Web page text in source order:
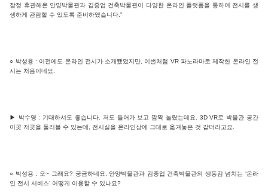
잠정 휴관해온 안양박물관과 김중업 건축박물관이 다양한 온라인 플랫폼을 통하여 전시를 생
생하게 관람할 수 있도록 준비하였습니다.”
○ 박성용 : 이전에도 온라인 전시가 소개됐었지만, 이번처럼 VR 파노라마로 제작한 온라인 전
시는 처음이네요.
▶ 박수영 : 기대하셔도 좋습니다. 저도 들어가 보고 깜짝 놀랐는데요. 3D VR로 박물관 공간
이곳 저곳을 둘러볼 수 있는데, 전시실을 온라인상에 그대로 옮겨놓은 것 같더라고요.
○ 박성용 : 오~ 그래요? 궁금하네요. 안양박물관과 김중업 건축박물관의 생동감 넘치는 ‘온라
인 전시 서비스’ 어떻게 이용할 수 있나요?